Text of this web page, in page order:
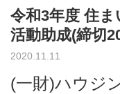
令和3年度 住
活動助成(締切
2020.11.11
(一財)ハウジ